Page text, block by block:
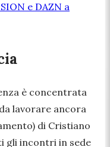
e DAZN a
è concentrata
da lavorare ancora
di Cristiano
gli incontri in sede